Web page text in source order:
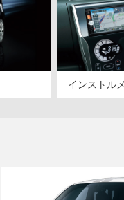
インストル